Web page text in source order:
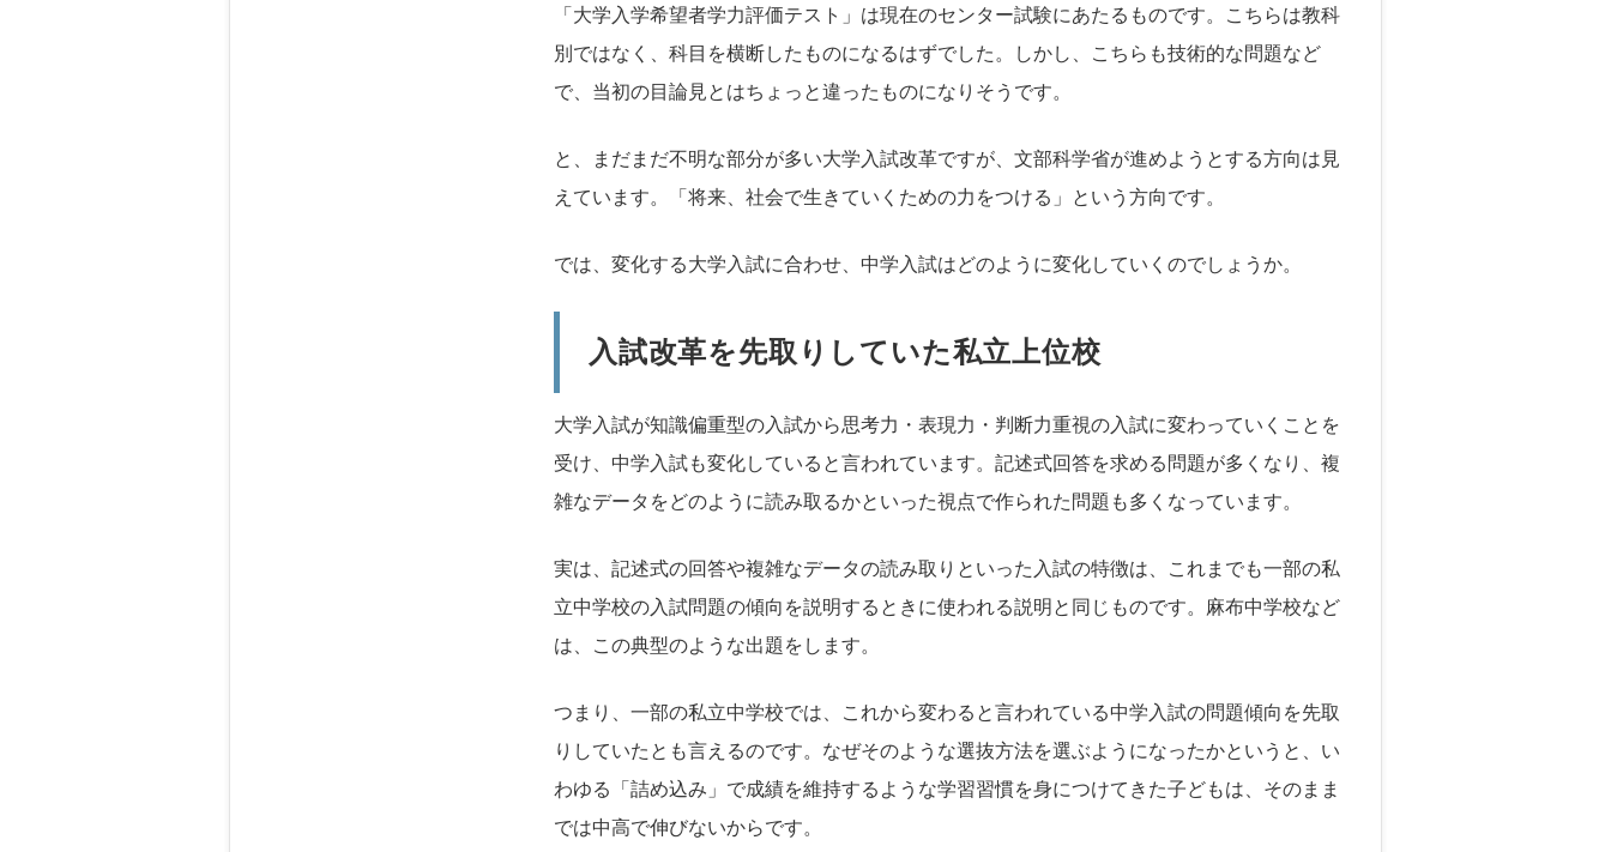
「大学入学希望者学力評価テスト」は現在のセンター試験にあたるものです。こちらは教科
別ではなく、科目を横断したものになるはずでした。しかし、こちらも技術的な問題など
で、当初の目論見とはちょっと違ったものになりそうです。
と、まだまだ不明な部分が多い大学入試改革ですが、文部科学省が進めようとする方向は見
えています。「将来、社会で生きていくための力をつける」という方向です。
では、変化する大学入試に合わせ、中学入試はどのように変化していくのでしょうか。
入試改革を先取りしていた私立上位校
大学入試が知識偏重型の入試から思考力・表現力・判断力重視の入試に変わっていくことを
受け、中学入試も変化していると言われています。記述式回答を求める問題が多くなり、複
雑なデータをどのように読み取るかといった視点で作られた問題も多くなっています。
実は、記述式の回答や複雑なデータの読み取りといった入試の特徴は、これまでも一部の私
立中学校の入試問題の傾向を説明するときに使われる説明と同じものです。麻布中学校など
は、この典型のような出題をします。
つまり、一部の私立中学校では、これから変わると言われている中学入試の問題傾向を先取
りしていたとも言えるのです。なぜそのような選抜方法を選ぶようになったかというと、い
わゆる「詰め込み」で成績を維持するような学習習慣を身につけてきた子どもは、そのまま
では中高で伸びないからです。